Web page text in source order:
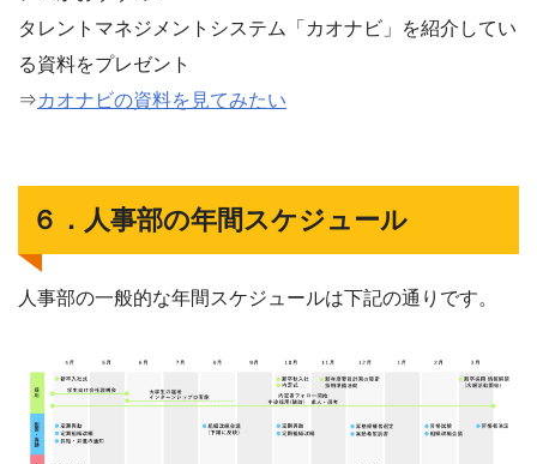
タレントマネジメントシステム「カオナビ」を紹介してい
る資料をプレゼント
⇒カオナビの資料を見てみたい
６．人事部の年間スケジュール
人事部の一般的な年間スケジュールは下記の通りです。